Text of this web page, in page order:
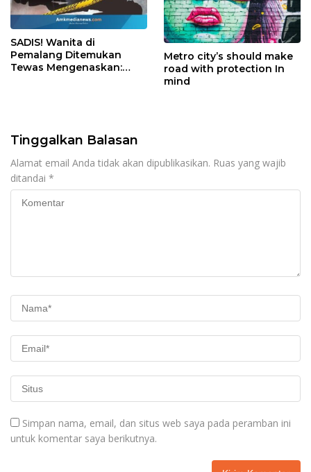
SADIS! Wanita di
Pemalang Ditemukan
Tewas Mengenaskan:
Metro city’s should make
road with protection In
mind
Tinggalkan Balasan
Alamat email Anda tidak akan dipublikasikan. Ruas yang wajib
ditandai *
Simpan nama, email, dan situs web saya pada peramban ini
untuk komentar saya berikutnya.